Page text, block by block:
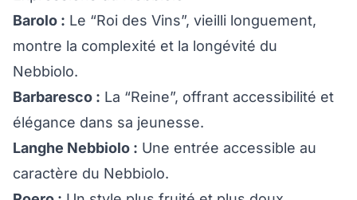
Barolo : Le “Roi des Vins”, vieilli longuement,
montre la complexité et la longévité du
Nebbiolo.
Barbaresco : La “Reine”, offrant accessibilité et
élégance dans sa jeunesse.
Langhe Nebbiolo : Une entrée accessible au
caractère du Nebbiolo.